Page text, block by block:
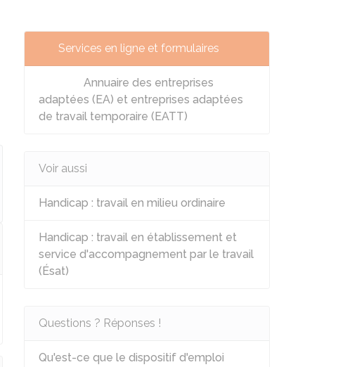
Services en ligne et formulaires
Annuaire des entreprises
adaptées (EA) et entreprises adaptées
de travail temporaire (EATT)
Voir aussi
Handicap : travail en milieu ordinaire
Handicap : travail en établissement et
service d'accompagnement par le travail
(Ésat)
Questions ? Réponses !
Qu'est-ce que le dispositif d'emploi